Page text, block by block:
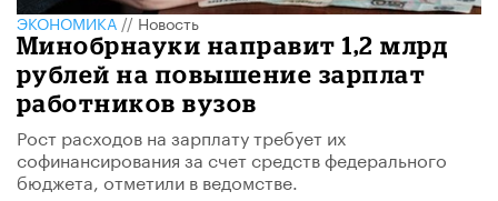
ЭКОНОМИКА//Новость
Минобрнауки направит 1,2 млрд
рублей на повышение зарплат
работников вузов
Рост расходов на зарплату требует их
софинансирования за счет средств федерального
бюджета, отметили в ведомстве.